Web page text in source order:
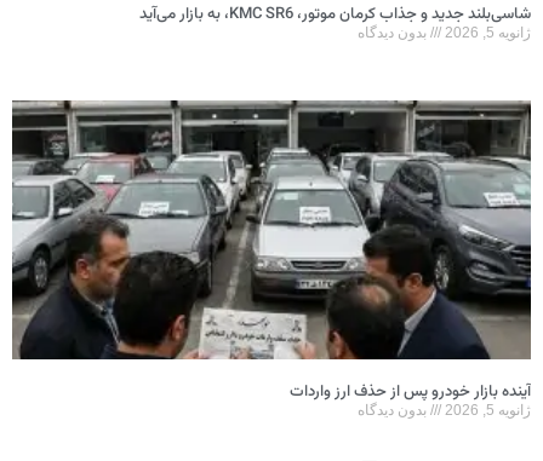
شاسی‌بلند جدید و جذاب کرمان موتور، KMC SR6، به بازار می‌آید
ژانویه 5, 2026 بدون دیدگاه
آینده بازار خودرو پس از حذف ارز واردات
ژانویه 5, 2026 بدون دیدگاه